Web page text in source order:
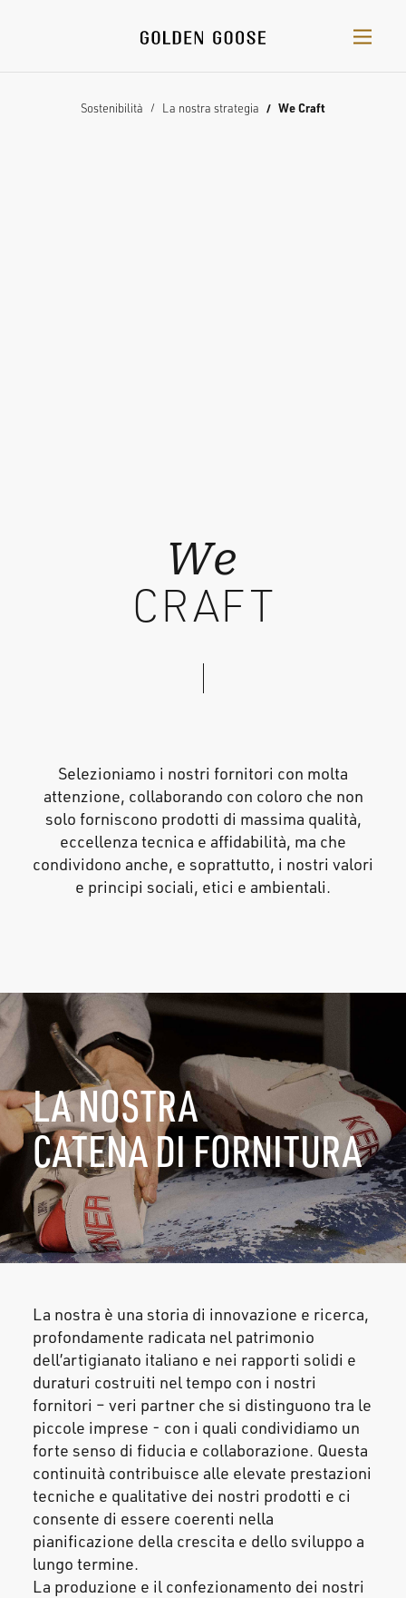
Sostenibilità La nostra strategia We Craft
We
CRAFT
Selezioniamo i nostri fornitori con molta
attenzione, collaborando con coloro che non
solo forniscono prodotti di massima qualità,
eccellenza tecnica e affidabilità, ma che
condividono anche, e soprattutto, i nostri valori
e principi sociali, etici e ambientali.
LA NOSTRA
CATENA DI FORNITURA
La nostra è una storia di innovazione e ricerca,
profondamente radicata nel patrimonio
dell’artigianato italiano e nei rapporti solidi e
duraturi costruiti nel tempo con i nostri
fornitori – veri partner che si distinguono tra le
piccole imprese - con i quali condividiamo un
forte senso di fiducia e collaborazione. Questa
continuità contribuisce alle elevate prestazioni
tecniche e qualitative dei nostri prodotti e ci
consente di essere coerenti nella
pianificazione della crescita e dello sviluppo a
lungo termine.
La produzione e il confezionamento dei nostri